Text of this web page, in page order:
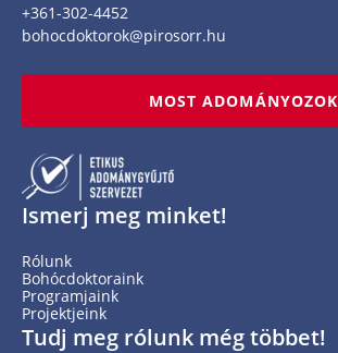
+361-302-4452
bohocdoktorok@pirosorr.hu
MOST ADOMÁNYOZOK
Ismerj meg minket!
Rólunk
Bohócdoktoraink
Programjaink
Projektjeink
Tudj meg rólunk még többet!